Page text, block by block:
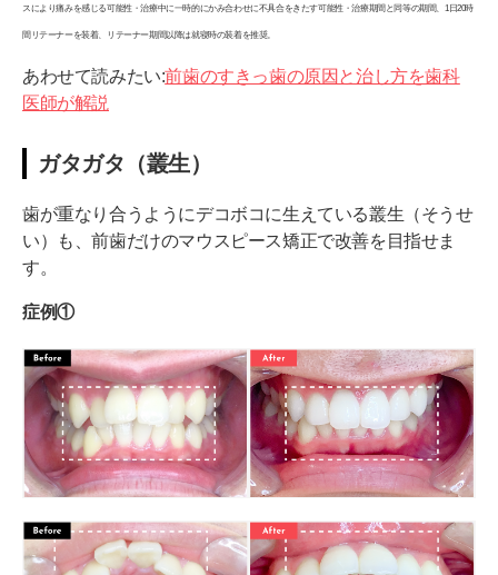
スにより痛みを感じる可能性・治療中に一時的にかみ合わせに不具合をきたす可能性・治療期間と同等の期間、1日20時
間リテーナーを装着、リテーナー期間以降は就寝時の装着を推奨。
あわせて読みたい:前歯のすきっ歯の原因と治し方を歯科
医師が解説
ガタガタ（叢生）
歯が重なり合うようにデコボコに生えている叢生（そうせ
い）も、前歯だけのマウスピース矯正で改善を目指せま
す。
症例①